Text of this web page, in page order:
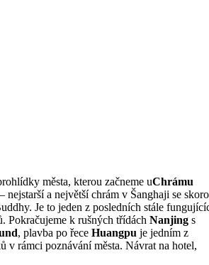
města, kterou začneme uChrámu
– nejstarší a největší chrám v Šanghaji se
Je to jeden z posledních stále
Pokračujeme k rušných třídách Nanjing s
, plavba po řece Huangpu je jedním z
v rámci poznávání města. Návrat na hotel,